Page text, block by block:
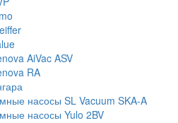
AiVac ASV
RA
насосы SL Vacuum SKA-A
насосы Yulo 2BV